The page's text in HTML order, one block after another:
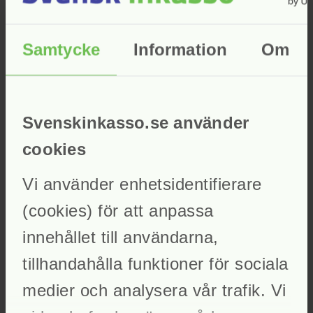
Samtycke Information Om
Svenskinkasso.se använder
cookies
Vi använder enhetsidentifierare
(cookies) för att anpassa
innehållet till användarna,
tillhandahålla funktioner för sociala
medier och analysera vår trafik. Vi
Inkassonämnden
trending_upStatistik
Vår verksamhet
Opinionsbildning
Internationellt arbete
Styrdokument
God inkassosed
Inkassonämnden
Hem
Nyheter / Webbinarium – Inkassonämndens uttalanden om
god inkassosed
Webbinarium – Inkassonämndens uttalanden om
god inkassosed